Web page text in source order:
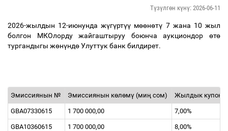
Түзүлгөн күнү: 2026-06-11
2026-жылдын 12-июнунда жүгүртүү мөөнөтү 7 жана 10 жыл
болгон МКОлорду жайгаштыруу боюнча аукциондор өтө
тургандыгы жөнүндөУлуттук банк билдирет.
Эмиссиянын № Эмиссиянын көлөмү (миң сом) Жылдык купон
GBA07330615 1 700 000,00 7,00%
GBA10360615 1 700 000,00 8,00%